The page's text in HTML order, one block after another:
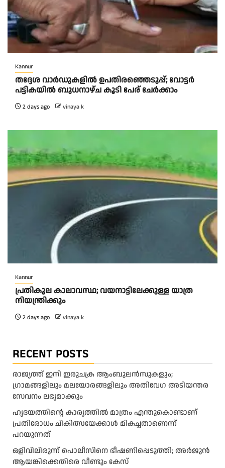
Kannur
തദ്ദേശ വാർഡുകളിൽ ഉപതിരഞ്ഞെടുപ്പ്; വോട്ടർ
പട്ടികയിൽ ബുധനാഴ്ച കൂടി പേര് ചേർക്കാം
2 days ago vinaya k
Kannur
പ്രതികൂല കാലാവസ്ഥ; വയനാട്ടിലേക്കുള്ള യാത്ര
നിയന്ത്രിക്കും
2 days ago vinaya k
RECENT POSTS
രാജ്യത്ത് ഇനി ഇരുചക്ര ആംബുലന്‍സുകളും;
ഗ്രാമങ്ങളിലും മലയോരങ്ങളിലും അതിവേഗ അടിയന്തര
സേവനം ലഭ്യമാക്കും
ഹൃദയത്തിന്റെ കാര്യത്തിൽ മാത്രം എന്തുകൊണ്ടാണ്
പ്രതിരോധം ചികിത്സയേക്കാൾ മികച്ചതാണെന്ന്
പറയുന്നത്
ഒളിവിലിരുന്ന് പൊലീസിനെ ഭീഷണിപ്പെടുത്തി; അർജുൻ
ആയങ്കിക്കെതിരെ വീണ്ടും കേസ്